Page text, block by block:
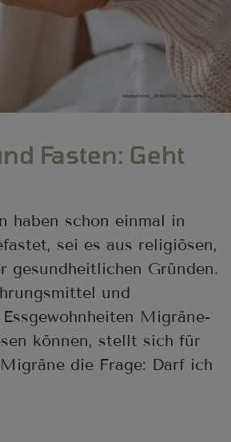
AdobeStock_294669118_New Africa
Fasten: Geht
haben schon einmal in
sei es aus religiösen,
gesundheitlichen Gründen.
und
Migräne-
können, stellt sich für
die Frage: Darf ich